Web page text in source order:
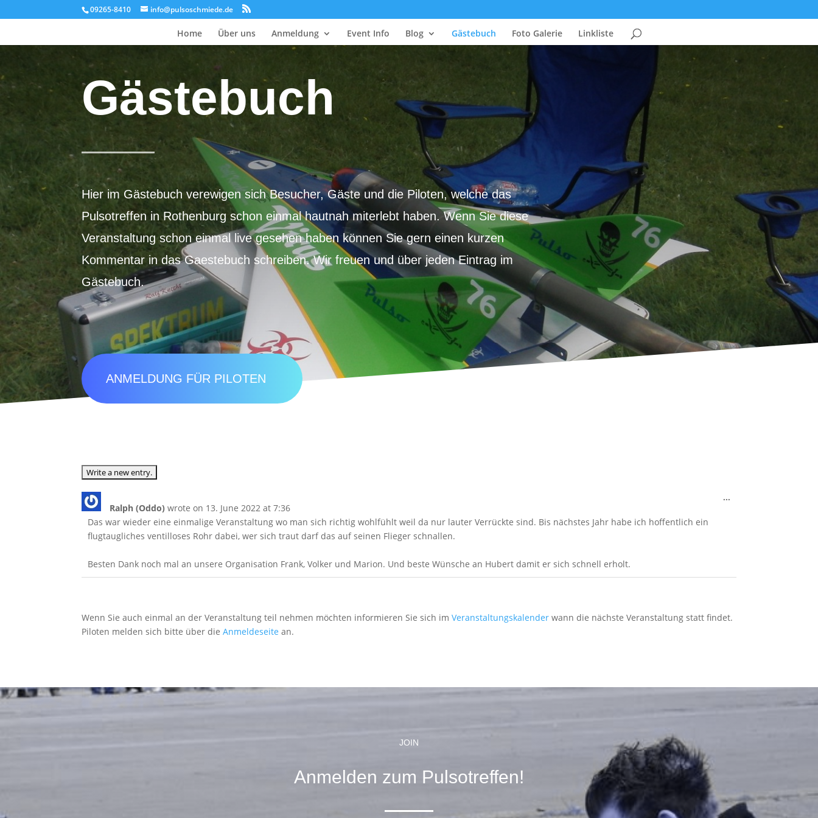
09265-8410 info@pulsoschmiede.de
Home Über uns Anmeldung Event Info Blog Gästebuch Foto Galerie Linkliste
Gästebuch
Hier im Gästebuch verewigen sich Besucher, Gäste und die Piloten, welche das
Pulsotreffen in Rothenburg schon einmal hautnah miterlebt haben. Wenn Sie diese
Veranstaltung schon einmal live gesehen haben können Sie gern einen kurzen
Kommentar in das Gaestebuch schreiben. Wir freuen und über jeden Eintrag im
Gästebuch.
ANMELDUNG FÜR PILOTEN
Ralph (Oddo)wrote on 13. June 2022 at 7:36
Das war wieder eine einmalige Veranstaltung wo man sich richtig wohlfühlt weil da nur lauter Verrückte sind. Bis nächstes Jahr habe ich hoffentlich ein
flugtaugliches ventilloses Rohr dabei, wer sich traut darf das auf seinen Flieger schnallen.
Besten Dank noch mal an unsere Organisation Frank, Volker und Marion. Und beste Wünsche an Hubert damit er sich schnell erholt.
...Toggle
Wenn Sie auch einmal an der Veranstaltung teil nehmen möchten informieren Sie sich imVeranstaltungskalender wann die nächste Veranstaltung statt findet.
Piloten melden sich bitte über dieAnmeldeseite an.
JOIN
Anmelden zum Pulsotreffen!